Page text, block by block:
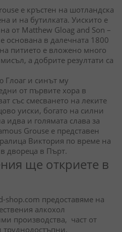
е кръстен на шотландска
и на бутилката. Уискито е
от Matthew Gloag and Son –
основана в далечната 1800
питието е вложено много
а добрите резултати са
Глоаг и синът му
от първите хора в
със смесването на леките
уиски, богато на силни
идва и голямата слава за
Grouse е представен
Виктория по време на
двореца в Пърт.
ще откриете в
shop.com предоставяме на
алкохол
производства, част от
труднодостъпни.